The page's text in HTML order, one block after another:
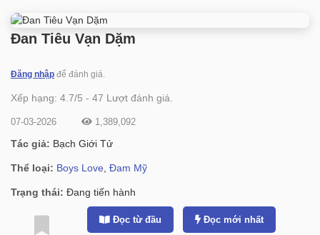
Đan Tiêu Vạn Dặm
Đăng nhập để đánh giá.
Xếp hạng: 4.7/5 - 47 Lượt đánh giá.
07-03-2026 1,389,092
Tác giả: Bạch Giới Tử
Thể loại: Boys Love Đam Mỹ
Trạng thái: Đang tiến hành
Đọc từ đầu Đọc mới nhất